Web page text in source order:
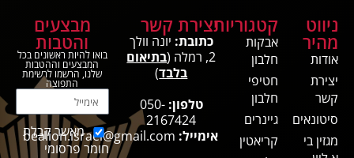
ניווט
מהיר
אודות
יצירת
קשר
סיטונאים
מגזין בי
קטגוריות
אבקות
חלבון
חטיפי
חלבון
גיינרים
קריאטין
יצירת קשר
כתובת: יונה וולך
2, רמלה (
בתיאום
בלבד)
טלפון: 050-
2167424
אימייל: bealion.israel@gmail.com
מבצעים
והטבות
בואו להיות ראשונים בכל
המבצעים וההטבות
שלנו, הרשמו לרשימת
התפוצה
מאשר קבלת
חומר פרסומי